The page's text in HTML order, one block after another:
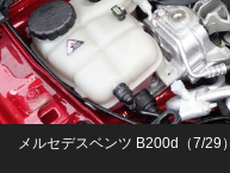
メルセデスベンツ B200d（7/29）